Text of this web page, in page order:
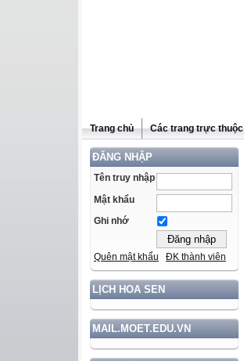
Trang chủ Các trang trực thuộc
ĐĂNG NHẬP
Tên truy nhập
Mật khẩu
Ghi nhớ
Quên mật khẩu ĐK thành viên
LỊCH HOA SEN
MAIL.MOET.EDU.VN